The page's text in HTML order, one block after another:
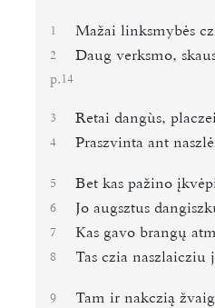
1 Mažai linksmybės
2 Daug verksmo,
p.14
3 Retai dangùs,
4 Praszvinta ant
5 Bet kas pažino
6 Jo augsztus
7 Kas gavo brangų
8 Tas czia naszlaicziu
9 Tam ir nakczią